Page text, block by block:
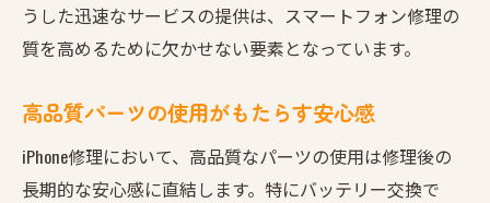
うした迅速なサービスの提供は、スマートフォン修理の
質を高めるために欠かせない要素となっています。
高品質パーツの使用がもたらす安心感
iPhone修理において、高品質なパーツの使用は修理後の
長期的な安心感に直結します。特にバッテリー交換で